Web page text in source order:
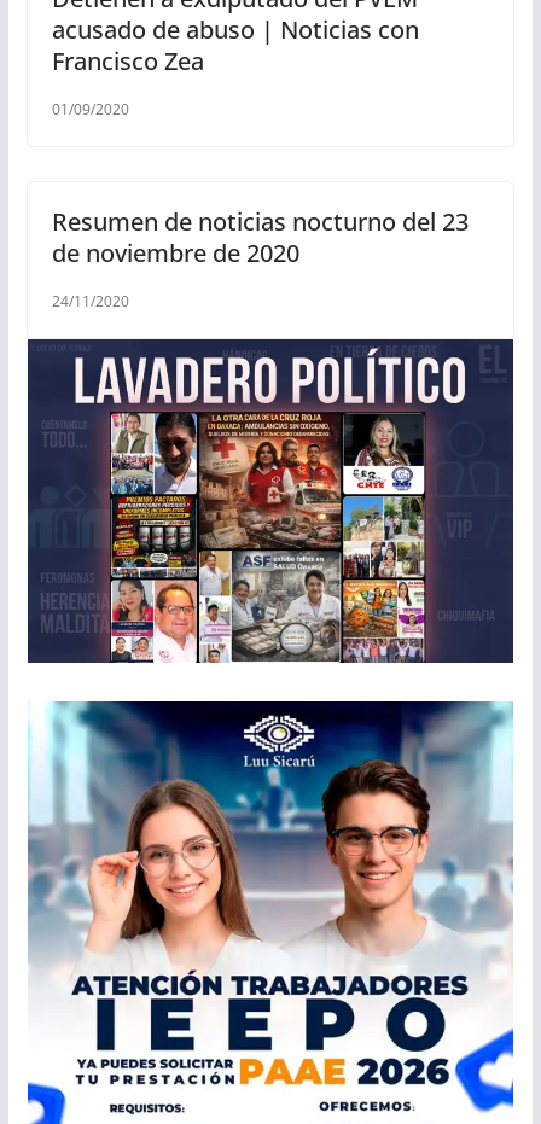
acusado de abuso | Noticias con
Francisco Zea
01/09/2020
Resumen de noticias nocturno del 23
de noviembre de 2020
24/11/2020